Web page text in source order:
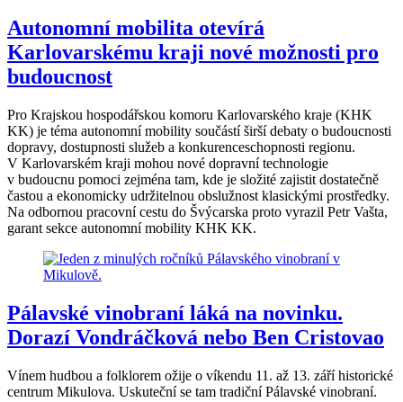
Autonomní mobilita otevírá
Karlovarskému kraji nové možnosti pro
budoucnost
Pro Krajskou hospodářskou komoru Karlovarského kraje (KHK
KK) je téma autonomní mobility součástí širší debaty o budoucnosti
dopravy, dostupnosti služeb a konkurenceschopnosti regionu.
V Karlovarském kraji mohou nové dopravní technologie
v budoucnu pomoci zejména tam, kde je složité zajistit dostatečně
častou a ekonomicky udržitelnou obslužnost klasickými prostředky.
Na odbornou pracovní cestu do Švýcarska proto vyrazil Petr Vašta,
garant sekce autonomní mobility KHK KK.
Pálavské vinobraní láká na novinku.
Dorazí Vondráčková nebo Ben Cristovao
Vínem hudbou a folklorem ožije o víkendu 11. až 13. září historické
centrum Mikulova. Uskuteční se tam tradiční Pálavské vinobraní.